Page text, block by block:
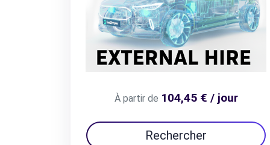
À partir de 104,45 € / jour
Rechercher